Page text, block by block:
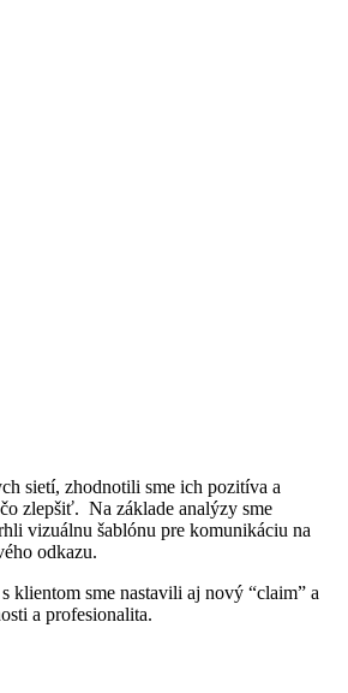
sietí, zhodnotili sme ich pozitíva a
zlepšiť. Na základe analýzy sme
vizuálnu šablónu pre komunikáciu na
odkazu.
klientom sme nastavili aj nový “claim” a
a profesionalita.